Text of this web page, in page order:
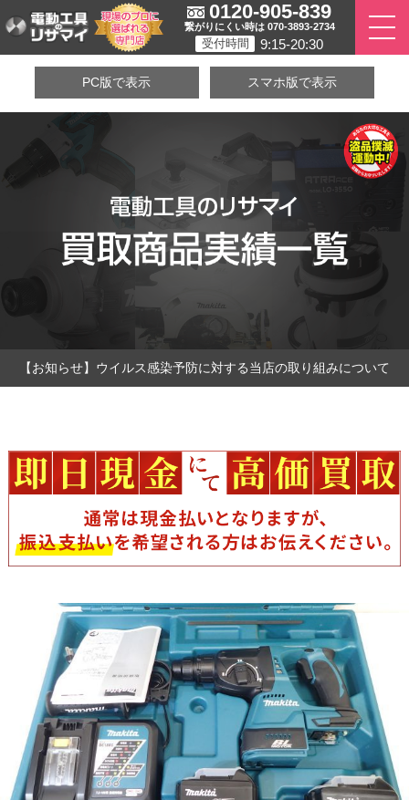
0120-905-839
繋がりにくい時は 070-3893-2734
受付時間 9:15-20:30
PC版で表示 スマホ版で表示
【お知らせ】ウイルス感染予防に対する当店の取り組みについて